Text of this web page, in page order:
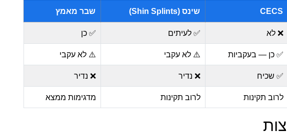
CECS שינס (Shin Splints) שבר מאמץ
❌ לא ✅ לעיתים ✅ כן
✅ כן — בעקביות ⚠️ לא עקבי ⚠️ לא עקבי
✅ שכיח ❌ נדיר ❌ נדיר
לרוב תקינות לרוב תקינות מדגימות ממצא